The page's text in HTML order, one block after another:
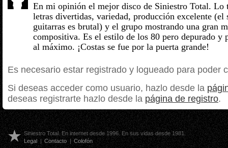
En mi opinión el mejor disco de Siniestro Total. Lo
letras divertidas, variedad, producción excelente (el
guitarras es brutal) y el grupo mostrando una gran
compositiva. Es el estilo de los 80 pero depurado y
al máximo. ¡Costas se fue por la puerta grande!
Es necesario estar registrado y logueado para poder
Si deseas acceder como usuario, hazlo desde la
deseas registrarte hazlo desde la página de registro.
Siniestro Total. En internet desde 1996. En sus vidas desde 1981.
Legal | Contacto | Colofón